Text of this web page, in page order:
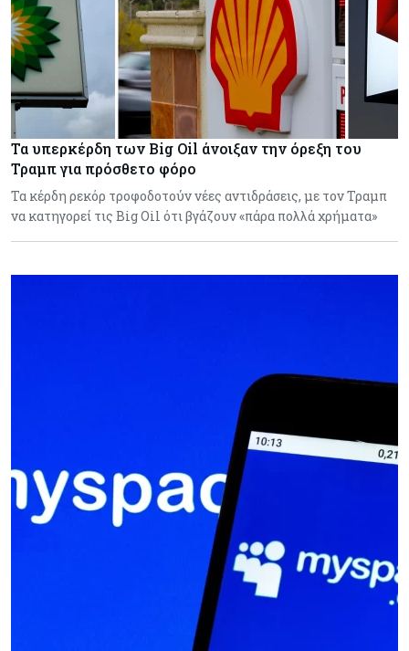
Τα υπερκέρδη των Big Oil άνοιξαν την όρεξη του
Τραμπ για πρόσθετο φόρο
Τα κέρδη ρεκόρ τροφοδοτούν νέες αντιδράσεις, με τον Τραμπ
να κατηγορεί τις Big Oil ότι βγάζουν «πάρα πολλά χρήματα»